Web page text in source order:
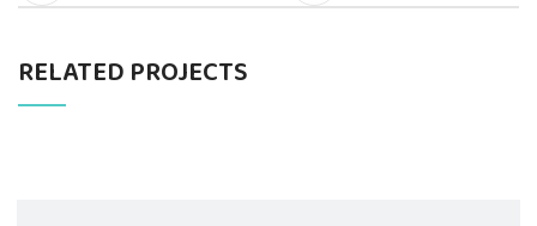
RELATED PROJECTS